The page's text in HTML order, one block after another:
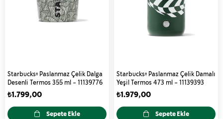
Starbucks® Paslanmaz Çelik Dalga
Desenli Termos 355 ml - 11139776
₺1.799,00
Sepete Ekle
Starbucks® Paslanmaz Çelik Damalı
Yeşil Termos 473 ml - 11139393
₺1.979,00
Sepete Ekle